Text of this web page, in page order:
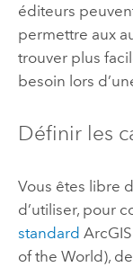
éditeurs
permettre aux
trouver plus
besoin lors
Définir les
Vous êtes libre
d’utiliser, pour
standard
of the World),